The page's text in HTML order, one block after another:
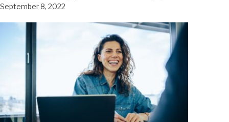
September 8, 2022